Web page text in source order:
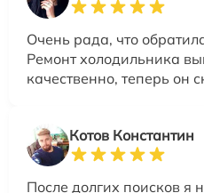
Очень рада, что
Ремонт холодильника
качественно, теперь он
Котов Константин
После долгих поисков